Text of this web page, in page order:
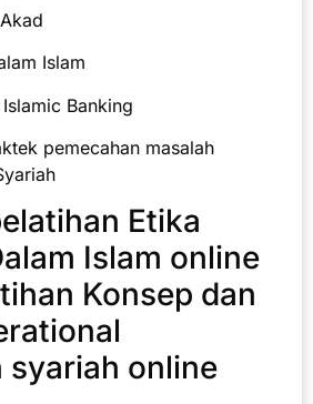
Islam
Banking
pemecahan masalah
Etika
Islam online
Konsep dan
syariah online